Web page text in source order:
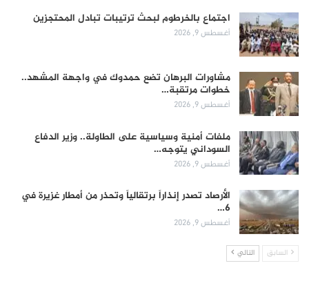
اجتماع بالخرطوم لبحث ترتيبات تبادل المحتجزين
أغسطس 9, 2026
مشاورات البرهان تضع حمدوك في واجهة المشهد..
خطوات مرتقبة…
أغسطس 9, 2026
ملفات أمنية وسياسية على الطاولة.. وزير الدفاع
السوداني يتوجه…
أغسطس 9, 2026
الأرصاد تصدر إنذاراً برتقالياً وتحذر من أمطار غزيرة في
6…
أغسطس 9, 2026
السابق التالي